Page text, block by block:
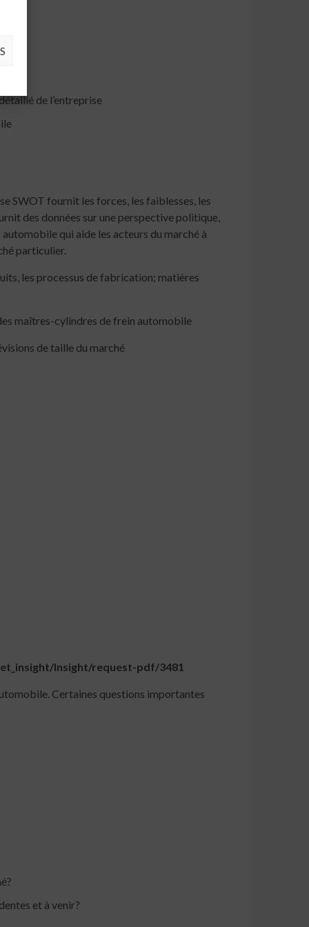
de l’entreprise
SWOT fournit les forces, les faiblesses, les
des données sur une perspective politique,
qui aide les acteurs du marché à
particulier.
les processus de fabrication; matières
maîtres-cylindres de frein automobile
de taille du marché
Insight/request-pdf/3481
Certaines questions importantes
et à venir?